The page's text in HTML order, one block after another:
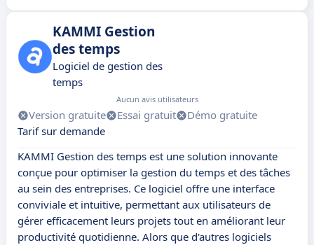
KAMMI Gestion
des temps
Logiciel de gestion des
temps
Aucun avis utilisateurs
Version gratuite Essai gratuit
Démo gratuite
Tarif sur demande
KAMMI Gestion des temps est une solution innovante
conçue pour optimiser la gestion du temps et des tâches
au sein des entreprises. Ce logiciel offre une interface
conviviale et intuitive, permettant aux utilisateurs de
gérer efficacement leurs projets tout en améliorant leur
productivité quotidienne. Alors que d'autres logiciels